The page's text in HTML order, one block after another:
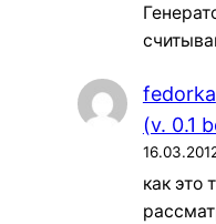
fedorka
(v. 0.1
как это